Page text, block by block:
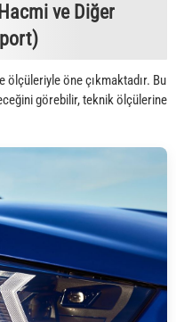
ve Diğer
ölçüleriyle öne çıkmaktadır. Bu
görebilir, teknik ölçülerine